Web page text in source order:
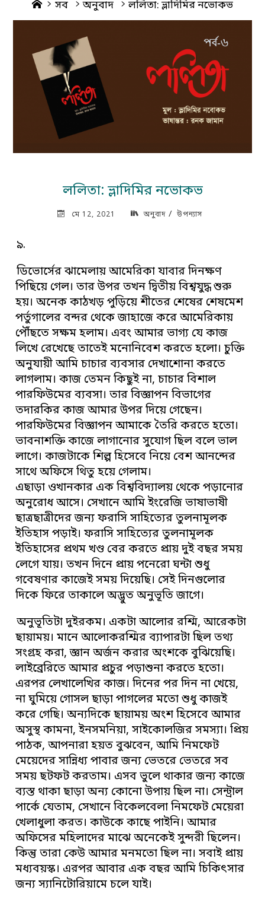
Home
সব অনুবাদ ললিতা: ভ্লাদিমির নভোকভ
ললিতা: ভ্লাদিমির নভোকভ
মে 12, 2021 অনুবাদ / উপন্যাস
৯.
ডিভোর্সের ঝামেলায় আমেরিকা যাবার দিনক্ষণ
পিছিয়ে গেল। তার উপর তখন দ্বিতীয় বিশ্বযুদ্ধ শুরু
হয়। অনেক কাঠখড় পুড়িয়ে শীতের শেষের শেষমেশ
পর্তুগালের বন্দর থেকে জাহাজে করে আমেরিকায়
পৌঁছতে সক্ষম হলাম। এবং আমার ভাগ্য যে কাজ
লিখে রেখেছে তাতেই মনোনিবেশ করতে হলো। চুক্তি
অনুযায়ী আমি চাচার ব্যবসার দেখাশোনা করতে
লাগলাম। কাজ তেমন কিছুই না, চাচার বিশাল
পারফিউমের ব্যবসা। তার বিজ্ঞাপন বিভাগের
তদারকির কাজ আমার উপর দিয়ে গেছেন।
পারফিউমের বিজ্ঞাপন আমাকে তৈরি করতে হতো।
ভাবনাশক্তি কাজে লাগানোর সুযোগ ছিল বলে ভাল
লাগে। কাজটাকে শিল্প হিসেবে নিয়ে বেশ আনন্দের
সাথে অফিসে থিতু হয়ে গেলাম।
এছাড়া ওখানকার এক বিশ্ববিদ্যালয় থেকে পড়ানোর
অনুরোধ আসে। সেখানে আমি ইংরেজি ভাষাভাষী
ছাত্রছাত্রীদের জন্য ফরাসি সাহিত্যের তুলনামূলক
ইতিহাস পড়াই। ফরাসি সাহিত্যের তুলনামূলক
ইতিহাসের প্রথম খণ্ড বের করতে প্রায় দুই বছর সময়
লেগে যায়। তখন দিনে প্রায় পনেরো ঘন্টা শুধু
গবেষণার কাজেই সময় দিয়েছি। সেই দিনগুলোর
দিকে ফিরে তাকালে অদ্ভুত অনুভূতি জাগে।
অনুভূতিটা দুইরকম। একটা আলোর রশ্মি, আরেকটা
ছায়াময়। মানে আলোকরশ্মির ব্যাপারটা ছিল তথ্য
সংগ্রহ করা, জ্ঞান অর্জন করার অংশকে বুঝিয়েছি।
লাইব্রেরিতে আমার প্রচুর পড়াশুনা করতে হতো।
এরপর লেখালেখির কাজ। দিনের পর দিন না খেয়ে,
না ঘুমিয়ে গোসল ছাড়া পাগলের মতো শুধু কাজই
করে গেছি। অন্যদিকে ছায়াময় অংশ হিসেবে আমার
অসুস্থ কামনা, ইনসমনিয়া, সাইকোলজির সমস্যা। প্রিয়
পাঠক, আপনারা হয়ত বুঝবেন, আমি নিমফেট
মেয়েদের সান্নিধ্য পাবার জন্য ভেতরে ভেতরে সব
সময় ছটফট করতাম। এসব ভুলে থাকার জন্য কাজে
ব্যস্ত থাকা ছাড়া অন্য কোনো উপায় ছিল না। সেন্ট্রাল
পার্কে যেতাম, সেখানে বিকেলবেলা নিমফেট মেয়েরা
খেলাধুলা করত। কাউকে কাছে পাইনি। আমার
অফিসের মহিলাদের মাঝে অনেকেই সুন্দরী ছিলেন।
কিন্তু তারা কেউ আমার মনমতো ছিল না। সবাই প্রায়
মধ্যবয়স্ক। এরপর আবার এক বছর আমি চিকিৎসার
জন্য স্যানিটোরিয়ামে চলে যাই।